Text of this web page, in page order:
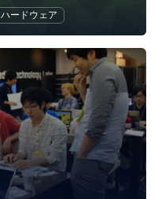
ハードウェア